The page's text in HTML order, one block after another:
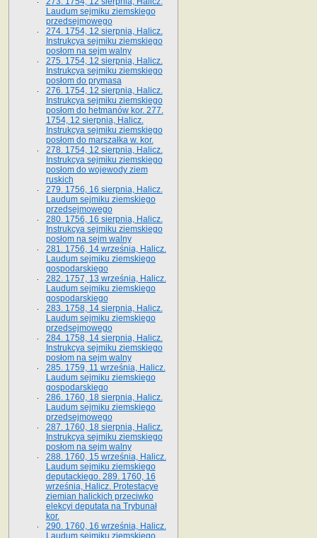
Laudum sejmiku ziemskiego
przedsejmowego
274. 1754, 12 sierpnia, Halicz.
Instrukcya sejmiku ziemskiego
posłom na sejm walny
275. 1754, 12 sierpnia, Halicz.
Instrukcya sejmiku ziemskiego
posłom do prymasa
276. 1754, 12 sierpnia, Halicz.
Instrukcya sejmiku ziemskiego
posłom do hetmanów kor. 277.
1754, 12 sierpnia, Halicz.
Instrukcya sejmiku ziemskiego
posłom do marszałka w. kor.
278. 1754, 12 sierpnia, Halicz.
Instrukcya sejmiku ziemskiego
posłom do wojewody ziem
ruskich
279. 1756, 16 sierpnia, Halicz.
Laudum sejmiku ziemskiego
przedsejmowego
280. 1756, 16 sierpnia, Halicz.
Instrukcya sejmiku ziemskiego
posłom na sejm walny
281. 1756, 14 września, Halicz.
Laudum sejmiku ziemskiego
gospodarskiego
282. 1757, 13 września, Halicz.
Laudum sejmiku ziemskiego
gospodarskiego
283. 1758, 14 sierpnia, Halicz.
Laudum sejmiku ziemskiego
przedsejmowego
284. 1758, 14 sierpnia, Halicz.
Instrukcya sejmiku ziemskiego
posłom na sejm walny
285. 1759, 11 września, Halicz.
Laudum sejmiku ziemskiego
gospodarskiego
286. 1760, 18 sierpnia, Halicz.
Laudum sejmiku ziemskiego
przedsejmowego
287. 1760, 18 sierpnia, Halicz.
Instrukcya sejmiku ziemskiego
posłom na sejm walny
288. 1760, 15 września, Halicz.
Laudum sejmiku ziemskiego
deputackiego. 289. 1760, 16
września, Halicz. Protestacye
ziemian halickich przeciwko
elekcyi deputata na Trybunał
kor.
290. 1760, 16 września, Halicz.
Laudum sejmiku ziemskiego